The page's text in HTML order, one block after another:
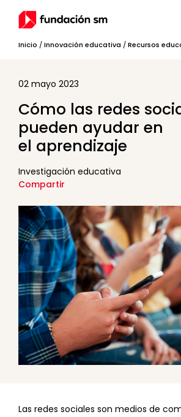
Inicio /Innovación educativa /Recursos
02 mayo 2023
Cómo las redes
pueden ayudar en
el aprendizaje
Investigación educativa
Compartir
Las redes sociales son medios de